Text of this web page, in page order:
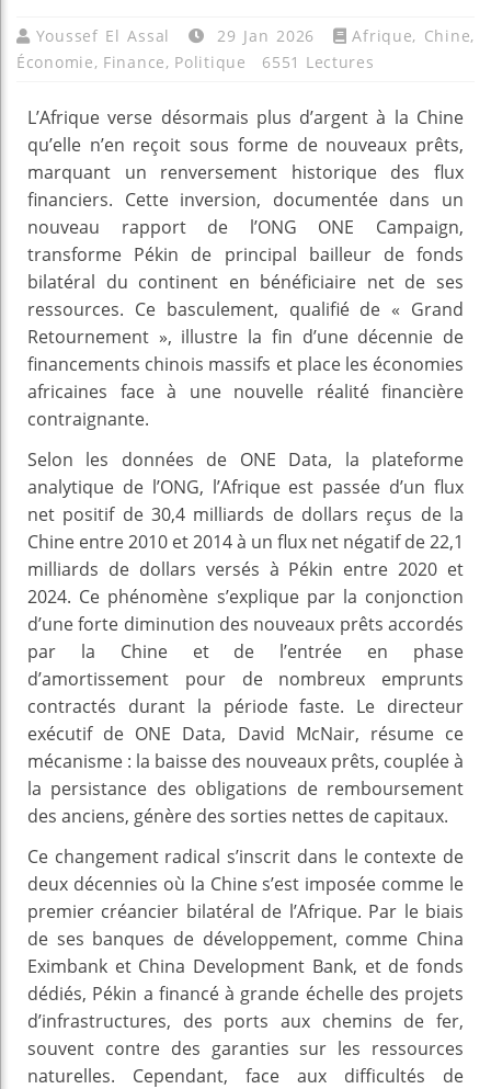
Youssef El Assal 29 Jan 2026 Afrique, Chine,
Économie, Finance, Politique 6551 Lectures
L’Afrique verse désormais plus d’argent à la Chine
qu’elle n’en reçoit sous forme de nouveaux prêts,
marquant un renversement historique des flux
financiers. Cette inversion, documentée dans un
nouveau rapport de l’ONG ONE Campaign,
transforme Pékin de principal bailleur de fonds
bilatéral du continent en bénéficiaire net de ses
ressources. Ce basculement, qualifié de « Grand
Retournement », illustre la fin d’une décennie de
financements chinois massifs et place les économies
africaines face à une nouvelle réalité financière
contraignante.
Selon les données de ONE Data, la plateforme
analytique de l’ONG, l’Afrique est passée d’un flux
net positif de 30,4 milliards de dollars reçus de la
Chine entre 2010 et 2014 à un flux net négatif de 22,1
milliards de dollars versés à Pékin entre 2020 et
2024. Ce phénomène s’explique par la conjonction
d’une forte diminution des nouveaux prêts accordés
par la Chine et de l’entrée en phase
d’amortissement pour de nombreux emprunts
contractés durant la période faste. Le directeur
exécutif de ONE Data, David McNair, résume ce
mécanisme : la baisse des nouveaux prêts, couplée à
la persistance des obligations de remboursement
des anciens, génère des sorties nettes de capitaux.
Ce changement radical s’inscrit dans le contexte de
deux décennies où la Chine s’est imposée comme le
premier créancier bilatéral de l’Afrique. Par le biais
de ses banques de développement, comme China
Eximbank et China Development Bank, et de fonds
dédiés, Pékin a financé à grande échelle des projets
d’infrastructures, des ports aux chemins de fer,
souvent contre des garanties sur les ressources
naturelles. Cependant, face aux difficultés de